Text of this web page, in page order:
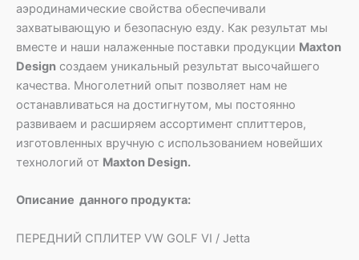
аэродинамические свойства обеспечивали
захватывающую и безопасную езду. Как результат мы
вместе и наши налаженные поставки продукции Maxton
Design создаем уникальный результат высочайшего
качества. Многолетний опыт позволяет нам не
останавливаться на достигнутом, мы постоянно
развиваем и расширяем ассортимент сплиттеров,
изготовленных вручную с использованием новейших
технологий от Maxton Design.
Описание данного продукта:
ПЕРЕДНИЙ СПЛИТЕР VW GOLF VI / Jetta